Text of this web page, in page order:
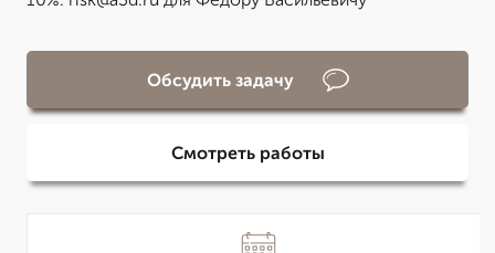
Обсудить задачу
Смотреть работы